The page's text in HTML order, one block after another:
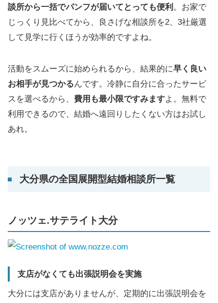
談所から一括でパンフが届いてとっても便利 。お家で
じっくり見比べてから、良さげな相談所を2、3社厳選
して見学に行くほうが効率的ですよね。
活動をスムーズに始められるから、結果的に早く良い
お相手が見つかるんです。冷静に自分に合ったサービ
スを選べるから、 費用も最小限ですみますよ。無料で
利用できるので、結婚へ遠回りしたくない方はお試し
あれ。
大分県の全国展開型結婚相談所一覧
ノッツェ.サテライト大分
支店がなくても出張説明会を実施
大分には支店がありませんが、定期的に出張説明会を